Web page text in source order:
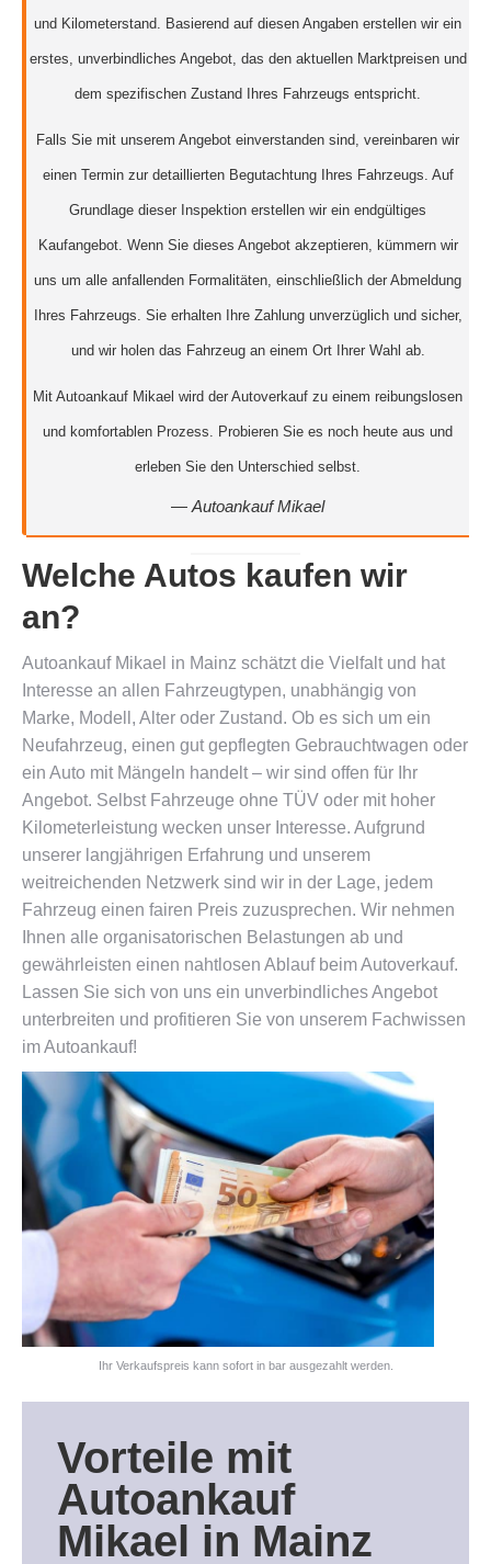
und Kilometerstand. Basierend auf diesen Angaben erstellen wir ein
erstes, unverbindliches Angebot, das den aktuellen Marktpreisen und
dem spezifischen Zustand Ihres Fahrzeugs entspricht.
Falls Sie mit unserem Angebot einverstanden sind, vereinbaren wir
einen Termin zur detaillierten Begutachtung Ihres Fahrzeugs. Auf
Grundlage dieser Inspektion erstellen wir ein endgültiges
Kaufangebot. Wenn Sie dieses Angebot akzeptieren, kümmern wir
uns um alle anfallenden Formalitäten, einschließlich der Abmeldung
Ihres Fahrzeugs. Sie erhalten Ihre Zahlung unverzüglich und sicher,
und wir holen das Fahrzeug an einem Ort Ihrer Wahl ab.
Mit Autoankauf Mikael wird der Autoverkauf zu einem reibungslosen
und komfortablen Prozess. Probieren Sie es noch heute aus und
erleben Sie den Unterschied selbst.
— Autoankauf Mikael
Welche Autos kaufen wir
an?
Autoankauf Mikael in Mainz schätzt die Vielfalt und hat
Interesse an allen Fahrzeugtypen, unabhängig von
Marke, Modell, Alter oder Zustand. Ob es sich um ein
Neufahrzeug, einen gut gepflegten Gebrauchtwagen oder
ein Auto mit Mängeln handelt – wir sind offen für Ihr
Angebot. Selbst Fahrzeuge ohne TÜV oder mit hoher
Kilometerleistung wecken unser Interesse. Aufgrund
unserer langjährigen Erfahrung und unserem
weitreichenden Netzwerk sind wir in der Lage, jedem
Fahrzeug einen fairen Preis zuzusprechen. Wir nehmen
Ihnen alle organisatorischen Belastungen ab und
gewährleisten einen nahtlosen Ablauf beim Autoverkauf.
Lassen Sie sich von uns ein unverbindliches Angebot
unterbreiten und profitieren Sie von unserem Fachwissen
im Autoankauf!
Ihr Verkaufspreis kann sofort in bar ausgezahlt werden.
Vorteile mit
Autoankauf
Mikael in Mainz